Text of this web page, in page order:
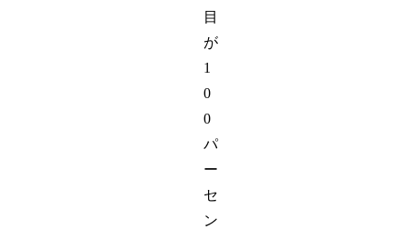
目
が
1
0
0
パ
ー
セ
ン